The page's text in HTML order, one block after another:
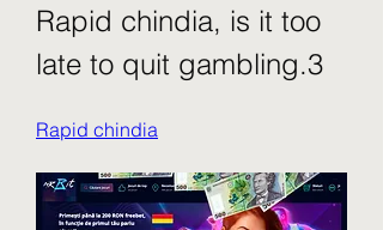
Rapid chindia, is it too
late to quit gambling.3
Rapid chindia